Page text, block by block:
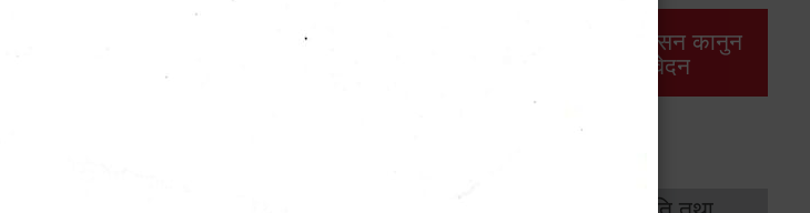
आर्थिक प्रशासन कानुन
/ प्रतिवेदन